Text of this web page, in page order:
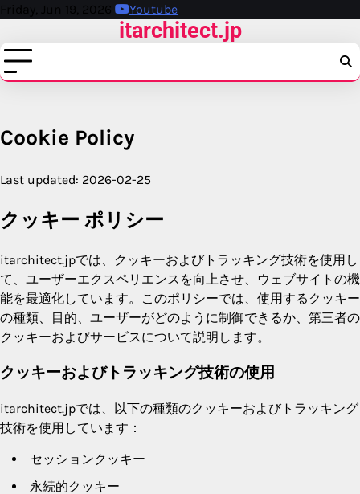
Skip
content
Friday, Jun 19, 2026 Youtube
itarchitect.jp
Cookie Policy
Last updated: 2026-02-25
クッキー ポリシー
itarchitect.jpでは、クッキーおよびトラッキング技術を使用し
て、ユーザーエクスペリエンスを向上させ、ウェブサイトの機
能を最適化しています。このポリシーでは、使用するクッキー
の種類、目的、ユーザーがどのように制御できるか、第三者の
クッキーおよびサービスについて説明します。
クッキーおよびトラッキング技術の使用
itarchitect.jpでは、以下の種類のクッキーおよびトラッキング
技術を使用しています：
セッションクッキー
永続的クッキー